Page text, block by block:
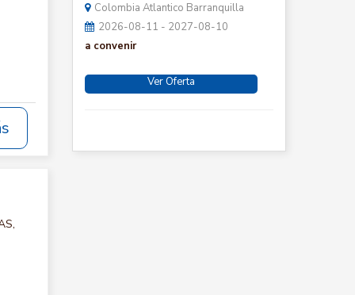
Colombia Atlantico Barranquilla
2026-08-11 - 2027-08-10
a convenir
Ver Oferta